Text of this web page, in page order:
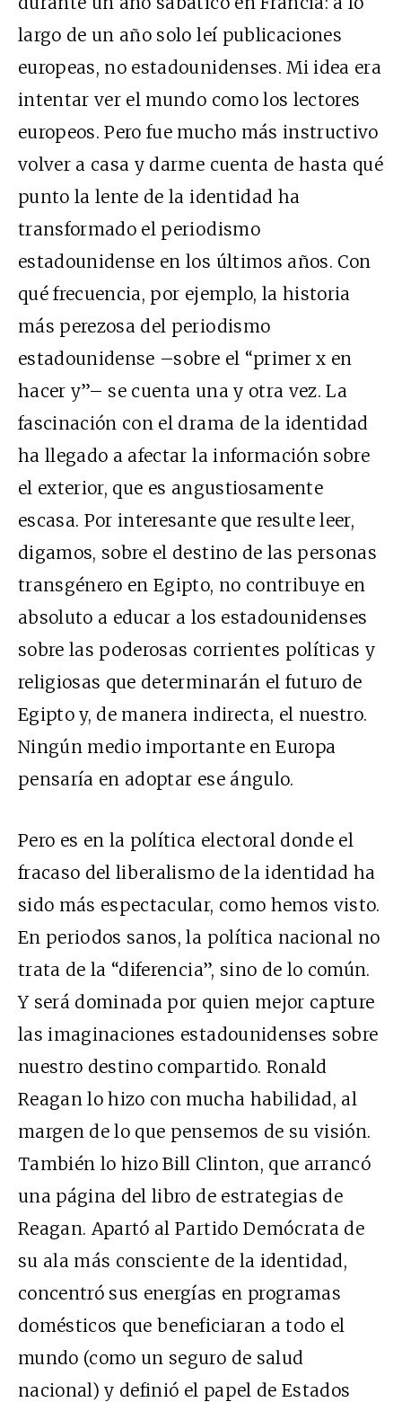
largo de un año solo leí publicaciones
europeas, no estadounidenses. Mi idea era
intentar ver el mundo como los lectores
europeos. Pero fue mucho más instructivo
volver a casa y darme cuenta de hasta qué
punto la lente de la identidad ha
transformado el periodismo
estadounidense en los últimos años. Con
qué frecuencia, por ejemplo, la historia
más perezosa del periodismo
estadounidense –sobre el “primerx en
hacery”– se cuenta una y otra vez. La
fascinación con el drama de la identidad
ha llegado a afectar la información sobre
el exterior, que es angustiosamente
escasa. Por interesante que resulte leer,
digamos, sobre el destino de las personas
transgénero en Egipto, no contribuye en
absoluto a educar a los estadounidenses
sobre las poderosas corrientes políticas y
religiosas que determinarán el futuro de
Egipto y, de manera indirecta, el nuestro.
Ningún medio importante en Europa
pensaría en adoptar ese ángulo.
Pero es en la política electoral donde el
fracaso del liberalismo de la identidad ha
sido más espectacular, como hemos visto.
En periodos sanos, la política nacional no
trata de la “diferencia”, sino de lo común.
Y será dominada por quien mejor capture
las imaginaciones estadounidenses sobre
nuestro destino compartido. Ronald
Reagan lo hizo con mucha habilidad, al
margen de lo que pensemos de su visión.
También lo hizo Bill Clinton, que arrancó
una página del libro de estrategias de
Reagan. Apartó al Partido Demócrata de
su ala más consciente de la identidad,
concentró sus energías en programas
domésticos que beneficiaran a todo el
mundo (como un seguro de salud
nacional) y definió el papel de Estados